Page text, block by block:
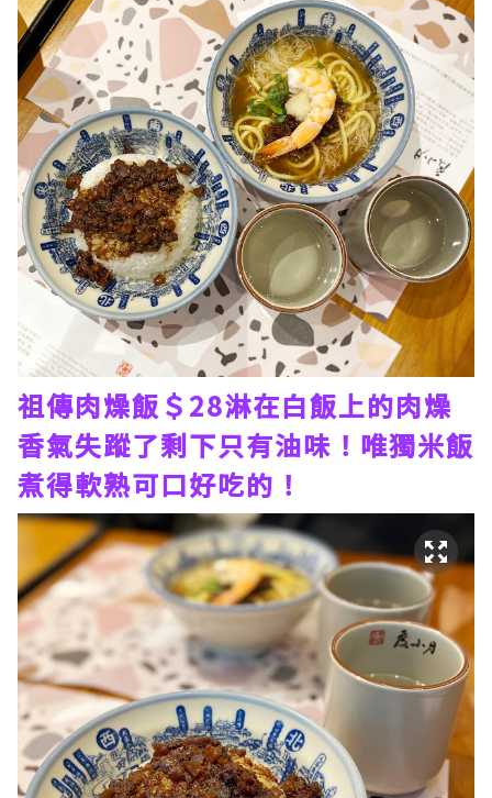
祖傳肉燥飯＄28淋在白飯上的肉燥
香氣失蹤了剩下只有油味！唯獨米飯
煮得軟熟可口好吃的！